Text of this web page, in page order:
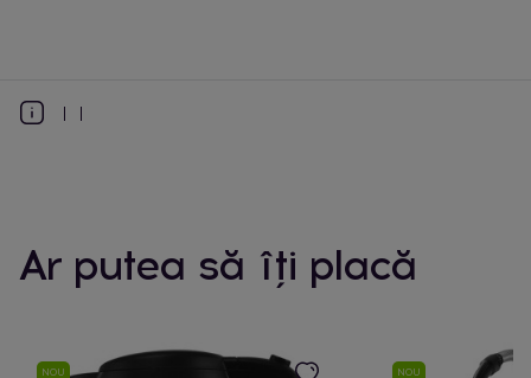
Ar putea să îți placă
NOU NOU